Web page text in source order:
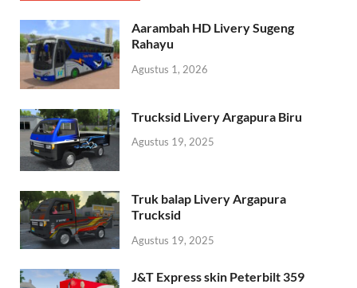
Aarambah HD Livery Sugeng
Rahayu
Agustus 1, 2026
Trucksid Livery Argapura Biru
Agustus 19, 2025
Truk balap Livery Argapura
Trucksid
Agustus 19, 2025
J&T Express skin Peterbilt 359